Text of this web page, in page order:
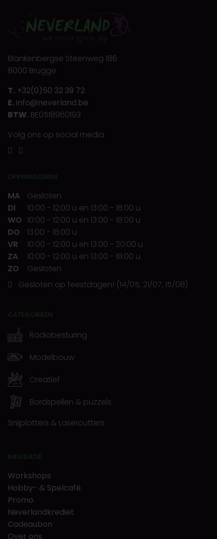
Blankenbergse Steenweg 186
8000 Brugge
T. +32(0)50 32 39 72
E. info@neverland.be
BTW. BE0518960193
Volg ons op social media
OPENINGSUREN
MA
Gesloten
DI
10:00 - 12:00 u en 13:00 - 18:00 u
WO 10:00 - 12:00 u en 13:00 - 18:00 u
DO
13:00 - 18:00 u
VR
10:00 - 12:00 u en 13:00 - 20:00 u
ZA
10:00 - 12:00 u en 13:00 - 18:00 u
ZO
Gesloten
Gesloten op feestdagen! (14/05, 21/07, 15/08)
CATEGORIEËN
Radiobesturing
Modelbouw
Creatief
Bordspellen & puzzels
Snijplotters & Lasercutters
NAVIGATIE
Workshops
Hobby- & Spelcafé
Promo
Neverlandkrediet
Cadeaubon
Over ons